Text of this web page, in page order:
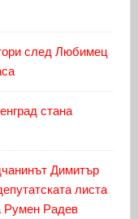
след Любимец
стана
Димитър
листа
Румен Радев